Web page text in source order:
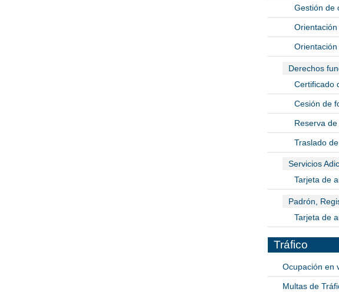
Gestión de
Derechos
Certificado
Cesión de
Reserva
Traslado
Servicios
Tarjeta de
Padrón,
Tarjeta de
Tráfico
Ocupación en
Multas de